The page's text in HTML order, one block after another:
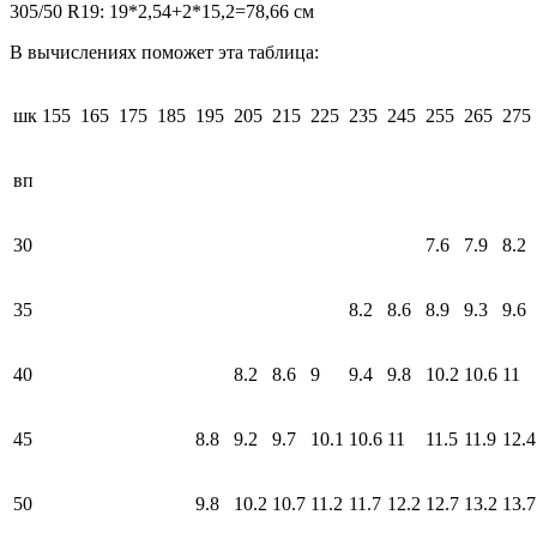
305/50 R19: 19*2,54+2*15,2=78,66 см
В вычислениях поможет эта таблица:
шк 155 165 175 185 195 205 215 225 235 245 255 265 275
вп
30 7.6 7.9 8.2
35 8.2 8.6 8.9 9.3 9.6
40 8.2 8.6 9 9.4 9.8 10.2 10.6 11
45 8.8 9.2 9.7 10.1 10.6 11 11.5 11.9 12.4
50 9.8 10.2 10.7 11.2 11.7 12.2 12.7 13.2 13.7